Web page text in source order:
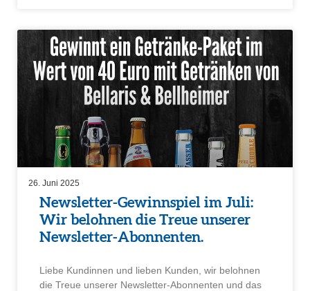
Newsletter-Gewinn­spiel im Juli:
Wir belohnen die Treue unserer
Newsletter-Abonnenten.
Liebe Kundinnen und lieben Kunden, wir belohnen
die Treue unserer Newsletter-Abonnenten und das
26. Juni 2025